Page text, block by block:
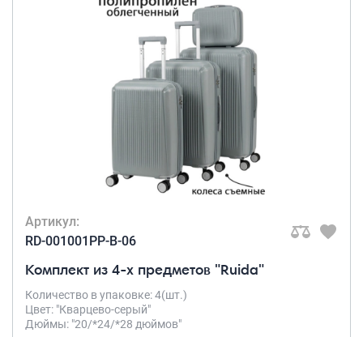
Артикул:
RD-001001PP-B-06
Комплект из 4-х предметов "Ruida"
Количество в упаковке: 4(шт.)
Цвет: "Кварцево-серый"
Дюймы: "20/*24/*28 дюймов"